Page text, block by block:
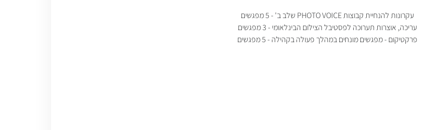
עקרונות להנחיית קבוצות PHOTO VOICE שלב ב' - 5 מפגשים
עריכה, אוצרות תערוכה לפסטיבל הצילום הבינלאומי - 3 מפגשים
פרקטיקום - מפגשים מונחים במהלך פעולה בקהילה - 5 מפגשים